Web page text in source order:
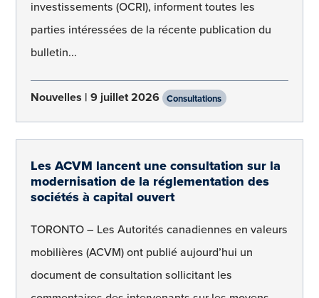
investissements (OCRI), informent toutes les
parties intéressées de la récente publication du
bulletin...
Nouvelles 9 juillet 2026 Consultations
Les ACVM lancent une consultation sur la
modernisation de la réglementation des
sociétés à capital ouvert
TORONTO – Les Autorités canadiennes en valeurs
mobilières (ACVM) ont publié aujourd’hui un
document de consultation sollicitant les